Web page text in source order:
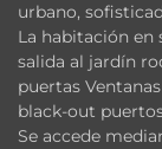
urbano,
La habitación en
salida al jardín
puertas
black-out
Se accede